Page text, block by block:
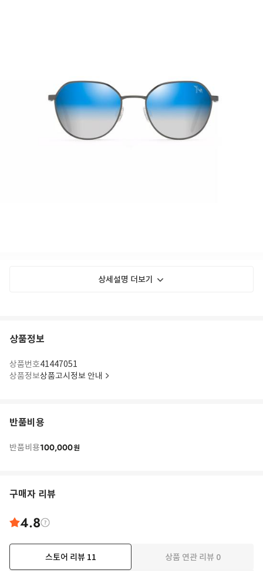
상세설명 더보기
상품정보
상품번호41447051
상품정보상품고시정보 안내
반품비용
반품비용100,000원
구매자 리뷰
4.8
스토어 리뷰 11 상품 연관 리뷰 0